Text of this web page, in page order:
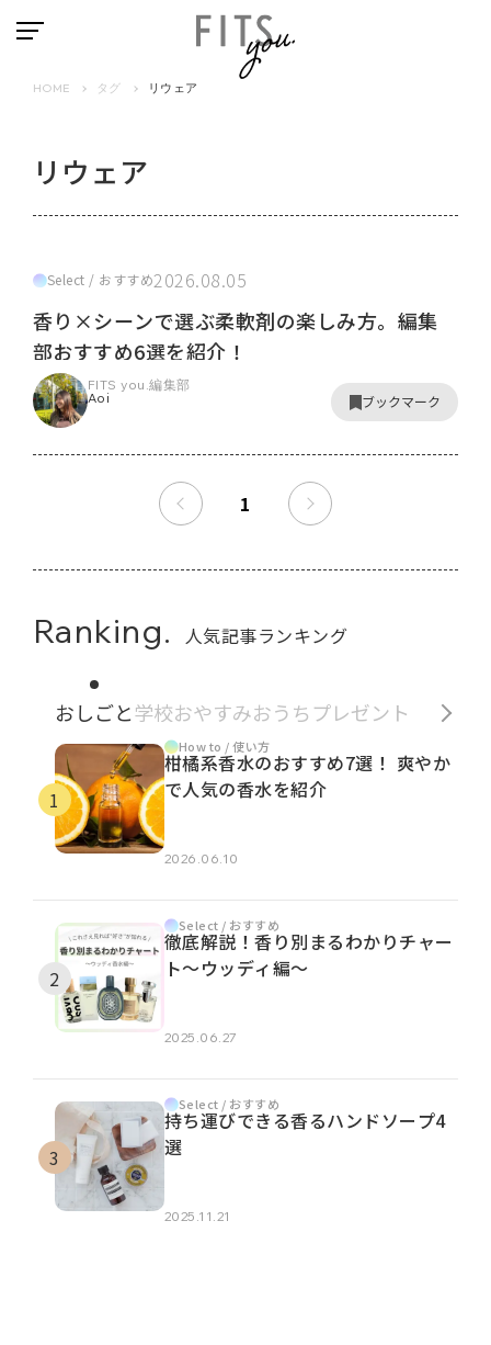
HOME タグ リウェア
リウェア
Select / おすすめ2026.08.05
香り×シーンで選ぶ柔軟剤の楽しみ方。編集
部おすすめ6選を紹介！
FITS you.編集部
Aoi
ブックマーク
1
Ranking. 人気記事ランキング
おしごと学校おやすみおうち プレゼント
How to / 使い方
柑橘系香水のおすすめ7選！ 爽やか
で人気の香水を紹介
2026.06.10
Select / おすすめ
徹底解説！香り別まるわかりチャー
ト～ウッディ編～
2025.06.27
Select / おすすめ
持ち運びできる香るハンドソープ4
選
2025.11.21